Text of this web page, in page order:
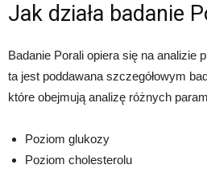
Jak działa badanie
Badanie Porali opiera się na analizie
ta jest poddawana szczegółowym
które obejmują analizę różnych
Poziom glukozy
Poziom cholesterolu